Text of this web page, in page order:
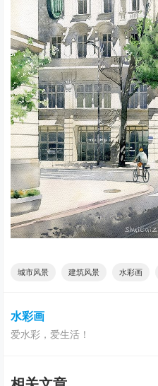
城市风景 建筑风景 水彩画
水彩画
爱水彩，爱生活！